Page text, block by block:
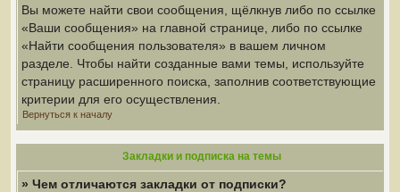
Вы можете найти свои сообщения, щёлкнув либо по ссылке
«Ваши сообщения» на главной странице, либо по ссылке
«Найти сообщения пользователя» в вашем личном
разделе. Чтобы найти созданные вами темы, используйте
страницу расширенного поиска, заполнив соответствующие
критерии для его осуществления.
Вернуться к началу
Закладки и подписка на темы
» Чем отличаются закладки от подписки?